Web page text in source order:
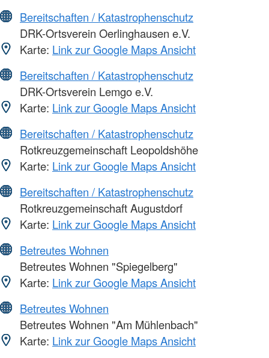
Bereitschaften / Katastrophenschutz
DRK-Ortsverein Oerlinghausen e.V.
Karte: Link zur Google Maps Ansicht
Bereitschaften / Katastrophenschutz
DRK-Ortsverein Lemgo e.V.
Karte: Link zur Google Maps Ansicht
Bereitschaften / Katastrophenschutz
Rotkreuzgemeinschaft Leopoldshöhe
Karte: Link zur Google Maps Ansicht
Bereitschaften / Katastrophenschutz
Rotkreuzgemeinschaft Augustdorf
Karte: Link zur Google Maps Ansicht
Betreutes Wohnen
Betreutes Wohnen "Spiegelberg"
Karte: Link zur Google Maps Ansicht
Betreutes Wohnen
Betreutes Wohnen "Am Mühlenbach"
Karte: Link zur Google Maps Ansicht